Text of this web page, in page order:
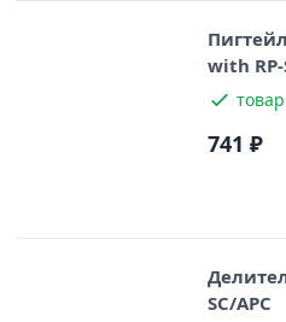
with
0.5m
741 ₽
SC/APC